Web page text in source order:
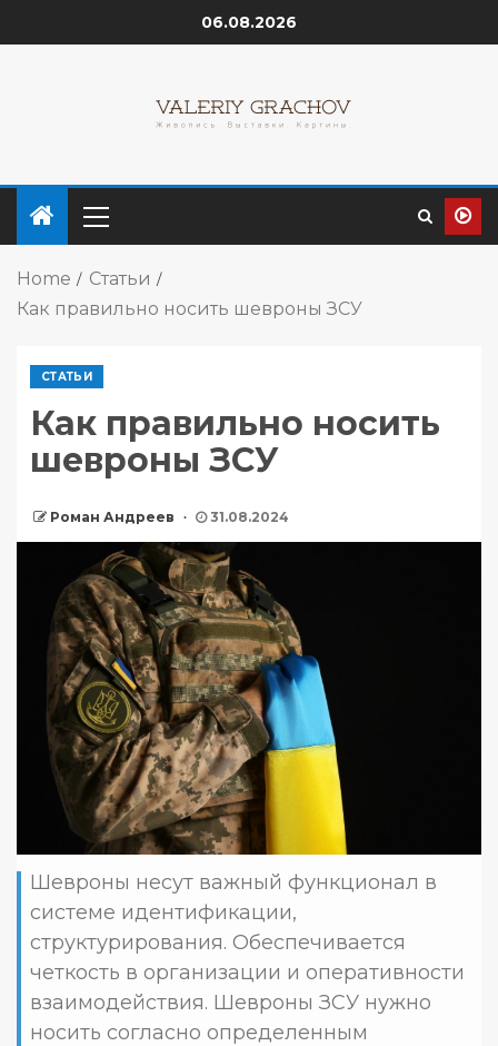
06.08.2026
Home
Статьи
Как правильно носить шевроны ЗСУ
СТАТЬИ
Как правильно носить
шевроны ЗСУ
Роман Андреев 31.08.2024
Шевроны несут важный функционал в
системе идентификации,
структурирования. Обеспечивается
четкость в организации и оперативности
взаимодействия. Шевроны ЗСУ нужно
носить согласно определенным